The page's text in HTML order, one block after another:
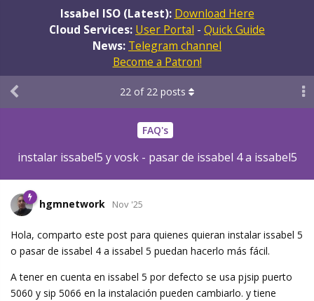
Issabel ISO (Latest): Download Here
Cloud Services: User Portal - Quick Guide
News: Telegram channel
Become a Patron!
FAQ's
instalar issabel5 y vosk - pasar de issabel 4 a issabel5
22 of 22 posts
hgmnetwork Nov '25
Hola, comparto este post para quienes quieran instalar issabel 5
o pasar de issabel 4 a issabel 5 puedan hacerlo más fácil.
A tener en cuenta en issabel 5 por defecto se usa pjsip puerto
5060 y sip 5066 en la instalación pueden cambiarlo. y tiene